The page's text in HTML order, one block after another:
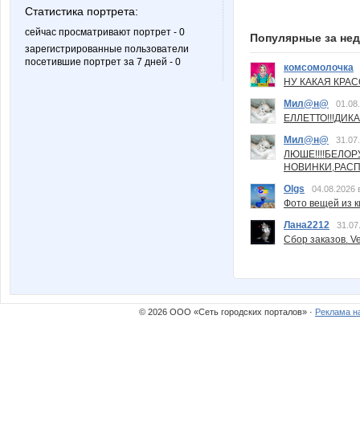
Статистика портрета:
сейчас просматривают портрет - 0
зарегистрированные пользователи
посетившие портрет за 7 дней - 0
Популярные за
комсомолочка
НУ КАКАЯ
Мил@н@
Мил@н@
Olgs
04.08.2026
Фото вещей из
Лана2212
Сбор заказов.
© 2026 ООО «Сеть городских порталов» · Реклама